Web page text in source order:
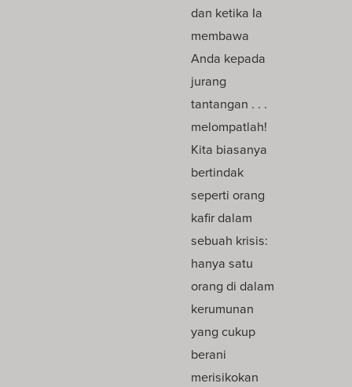
dan ketika Ia
membawa
Anda kepada
jurang
tantangan . . .
melompatlah!
Kita biasanya
bertindak
seperti orang
kafir dalam
sebuah krisis:
hanya satu
orang di dalam
kerumunan
yang cukup
berani
merisikokan